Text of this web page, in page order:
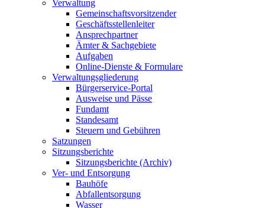
Verwaltung
Gemeinschaftsvorsitzender
Geschäftsstellenleiter
Ansprechpartner
Ämter & Sachgebiete
Aufgaben
Online-Dienste & Formulare
Verwaltungsgliederung
Bürgerservice-Portal
Ausweise und Pässe
Fundamt
Standesamt
Steuern und Gebühren
Satzungen
Sitzungsberichte
Sitzungsberichte (Archiv)
Ver- und Entsorgung
Bauhöfe
Abfallentsorgung
Wasser